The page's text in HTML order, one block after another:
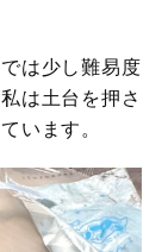
は少し難易度
は土台を押さ
います。